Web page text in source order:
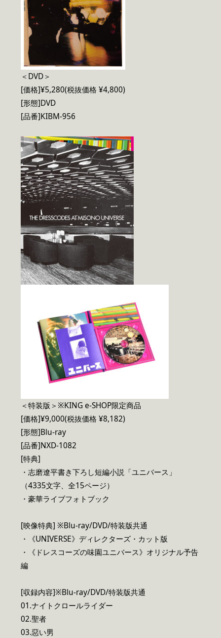
＜DVD＞
[価格]¥5,280(税抜価格 ¥4,800)
[形態]DVD
[品番]KIBM-956
＜特装版＞※KING e-SHOP限定商品
[価格]¥9,000(税抜価格 ¥8,182)
[形態]Blu-ray
[品番]NXD-1082
[特典]
・志磨遼平書き下ろし短編小説「ユニバース」
（4335文字、全15ページ）
・豪華ライブフォトブック
[映像特典] ※Blu-ray/DVD/特装版共通
・《UNIVERSE》ディレクターズ・カット版
・《ドレスコーズの味園ユニバース》オリジナル予告
編
[収録内容]※Blu-ray/DVD/特装版共通
01.ナイトクロールライダー
02.聖者
03.惡い男